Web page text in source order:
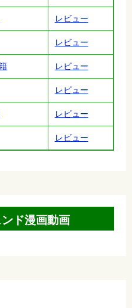
レビュー
レビュー
レビュー
レビュー
レビュー
レビュー
ド漫画動画